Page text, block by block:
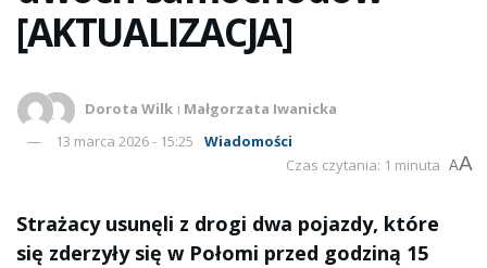
[AKTUALIZACJA]
Dorota Wilk i Małgorzata Iwanicka
13 marca 2026 - 15:25
Wiadomości
Czas czytania: 1 minuta AA
Strażacy usunęli z drogi dwa pojazdy, które
się zderzyły się w Połomi przed godziną 15